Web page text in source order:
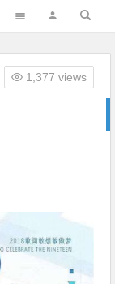
1,377 views